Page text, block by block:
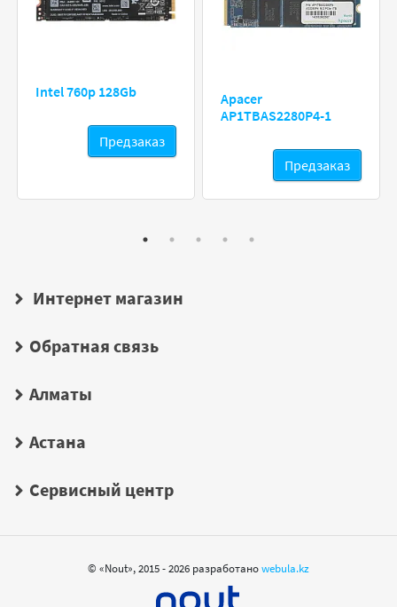
Intel 760p 128Gb
Предзаказ
Apacer
AP1TBAS2280P4-1
Предзаказ
Интернет магазин
Обратная связь
Алматы
Астана
Сервисный центр
© «Nout», 2015 - 2026 разработаноwebula.kz